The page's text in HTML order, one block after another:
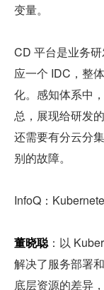
变量。
CD 平台是业务
应一个 IDC，整
化。感知体系中
总，展现给研发
还需要有分云分
别的故障。
InfoQ：
董晓聪：以
解决了服务部署
底层资源的差异